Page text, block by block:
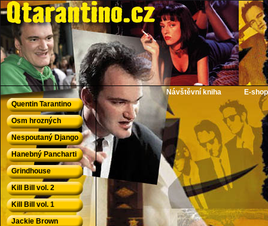
QTarantino.cz - Quentin Tarantino
Návštěvní kniha
E-shop
Quentin Tarantino
Osm hrozných
Nespoutaný Django
Hanebný Pancharti
Grindhouse
Kill Bill vol. 2
Kill Bill vol. 1
Jackie Brown